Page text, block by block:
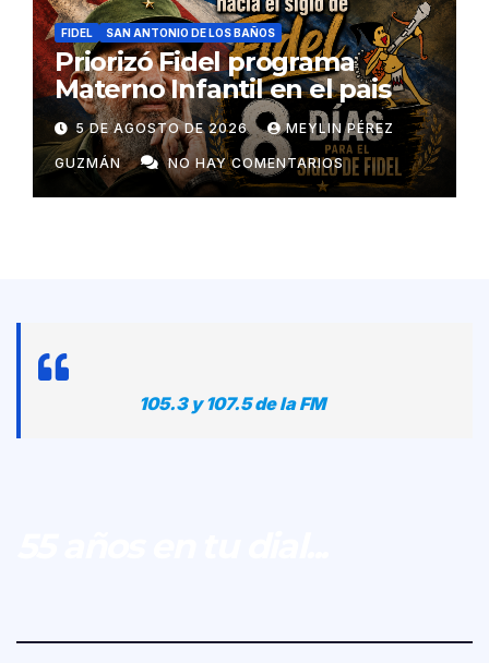
FIDEL SAN ANTONIO DE LOS BAÑOS
Priorizó Fidel programa
Materno Infantil en el pais
5 DE AGOSTO DE 2026 MEYLIN PÉREZ
GUZMÁN NO HAY COMENTARIOS
105.3 y 107.5 de la FM